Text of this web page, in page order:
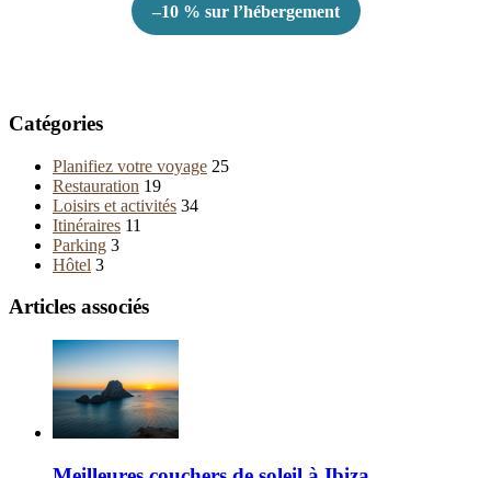
–10 % sur l’hébergement
Catégories
Planifiez votre voyage 25
Restauration 19
Loisirs et activités 34
Itinéraires 11
Parking 3
Hôtel 3
Articles associés